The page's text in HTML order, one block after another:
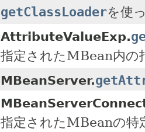
getClassLoaderを使
AttributeValueExp.
指定されたMBean内の
MBeanServer.
指定されたMBeanの特